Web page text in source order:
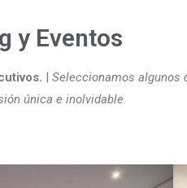
y Eventos
| Seleccionamos algunos
única e inolvidable.